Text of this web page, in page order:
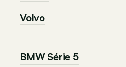
Volvo
BMW Série 5